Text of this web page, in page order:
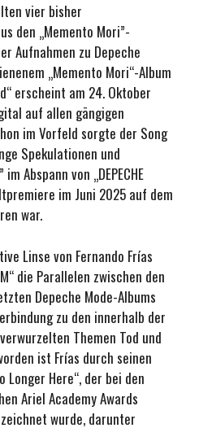
vier bisher
den „Memento Mori”-
Aufnahmen zu Depeche
„Memento Mori“-Album
erscheint am 24. Oktober
auf allen gängigen
im Vorfeld sorgte der Song
Spekulationen und
Abspann von „DEPECHE
im Juni 2025 auf dem
war.
Linse von Fernando Frías
M“ die Parallelen zwischen den
Depeche Mode-Albums
zu den innerhalb der
Themen Tod und
ist Frías durch seinen
Longer Here“, der bei den
Ariel Academy Awards
wurde, darunter